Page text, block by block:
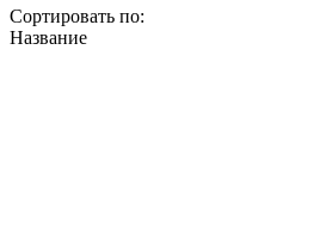
Сортировать по:
Название